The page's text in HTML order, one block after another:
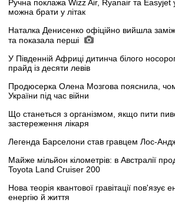
Ручна поклажа Wizz Air, Ryanair та Easyjet
можна брати у літак
Наталка Денисенко офіційно вийшла
та показала перші
У Південній Африці дитинча білого
прайд із десяти левів
Продюсерка Олена Мозгова пояснила,
України під час війни
Що станеться з організмом, якщо пити
застереження лікаря
Легенда Барселони став гравцем Лос-
Майже мільйон кілометрів: в Австралії
Toyota Land Cruiser 200
Нова теорія квантової гравітації пов'язує
енергію й життя